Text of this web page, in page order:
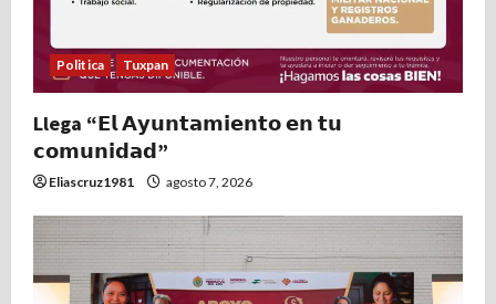
Politica Tuxpan
Llega “𝗘𝗹 𝗔𝘆𝘂𝗻𝘁𝗮𝗺𝗶𝗲𝗻𝘁𝗼 𝗲𝗻 𝘁𝘂
𝗰𝗼𝗺𝘂𝗻𝗶𝗱𝗮𝗱”
Eliascruz1981 agosto 7, 2026